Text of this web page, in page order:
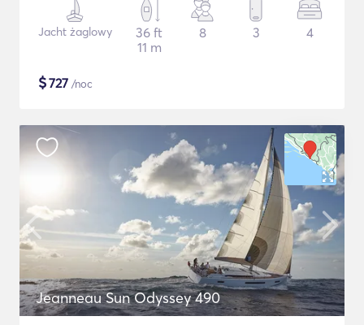
Jacht żaglowy
36 ft
11 m
8 3 4
$727 /noc
Jeanneau Sun Odyssey 490